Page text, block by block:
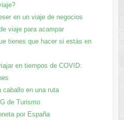
en un viaje de negocios
viaje para acampar
tienes que hacer si estás en
en tiempos de COVID:
caballo en una ruta
de Turismo
por España